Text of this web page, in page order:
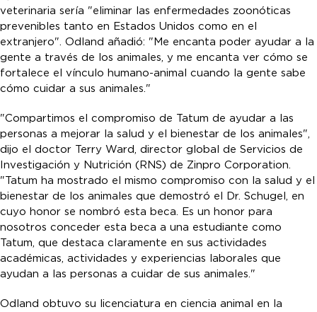
veterinaria sería "eliminar las enfermedades zoonóticas
prevenibles tanto en Estados Unidos como en el
extranjero". Odland añadió: "Me encanta poder ayudar a la
gente a través de los animales, y me encanta ver cómo se
fortalece el vínculo humano-animal cuando la gente sabe
cómo cuidar a sus animales."
"Compartimos el compromiso de Tatum de ayudar a las
personas a mejorar la salud y el bienestar de los animales",
dijo el doctor Terry Ward, director global de Servicios de
Investigación y Nutrición (RNS) de Zinpro Corporation.
"Tatum ha mostrado el mismo compromiso con la salud y el
bienestar de los animales que demostró el Dr. Schugel, en
cuyo honor se nombró esta beca. Es un honor para
nosotros conceder esta beca a una estudiante como
Tatum, que destaca claramente en sus actividades
académicas, actividades y experiencias laborales que
ayudan a las personas a cuidar de sus animales."
Odland obtuvo su licenciatura en ciencia animal en la